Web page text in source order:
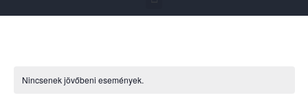
Nincsenek jövőbeni események.